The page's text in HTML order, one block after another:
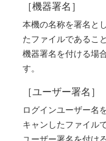
［機器署名］
本機の名称を署名と
たファイルであるこ
機器署名を付ける場
す。
［ユーザー署名］
ログインユーザー名
キャンしたファイル